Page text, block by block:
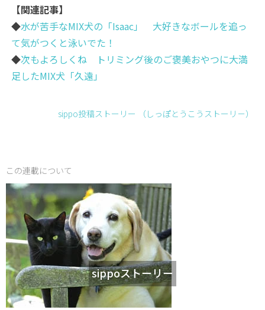
【関連記事】
◆水が苦手なMIX犬の「Isaac」 大好きなボールを追っ
て気がつくと泳いでた！
◆次もよろしくね トリミング後のご褒美おやつに大満
足したMIX犬「久遠」
sippo投稿ストーリー （しっぽとうこうストーリ－）
この連載について
sippoストーリー